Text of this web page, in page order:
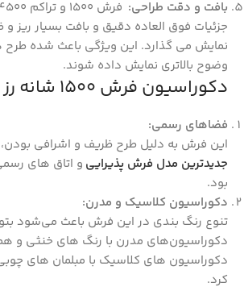
بافت و دقت طراحی:
جزئیات فوق ‌العاده دقیق و بافت بسیار ریز
نمایش می گذارد. این ویژگی باعث شده طرح‌
‌وضوح بالاتری نمایش داده شوند.
دکوراسیون فرش 1500 شانه رز گلد کاشان
فضاهای رسمی:
این فرش به دلیل طرح ظریف و اشرافی بودن،
جدیدترین مدل فرش پذیرایی و اتاق‌ های
بود.
دکوراسیون کلاسیک و مدرن:
تنوع رنگ‌ بندی در این فرش باعث می‌شود
دکوراسیون‌های مدرن با رنگ‌ های خنثی و
دکوراسیون‌ های کلاسیک با مبلمان ‌های
کرد.